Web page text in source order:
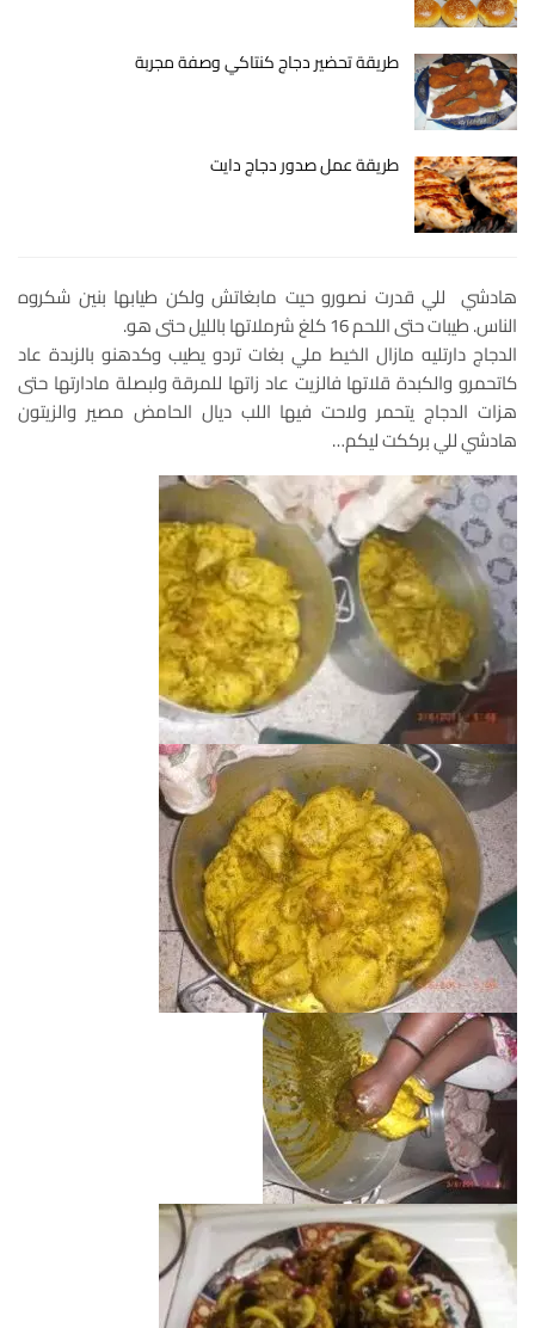
طريقة تحضير دجاج كنتاكي وصفة مجربة
طريقة عمل صدور دجاج دايت
هادشي للي قدرت نصورو حيت مابغاتش ولكن طيابها بنين شكروه
الناس. طيبات حتى اللحم 16 كلغ شرملاتها بالليل حتى هو.
الدجاج دارتليه مازال الخيط ملي بغات تردو يطيب وكدهنو بالزبدة عاد
كاتحمرو والكبدة قلاتها فالزيت عاد زاتها للمرقة ولبصلة مادارتها حتى
هزات الدجاج يتحمر ولاحت فيها اللب ديال الحامض مصير والزيتون
هادشي للي برككت ليكم…